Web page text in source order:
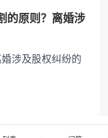
的原则？离婚涉
涉及股权纠纷的